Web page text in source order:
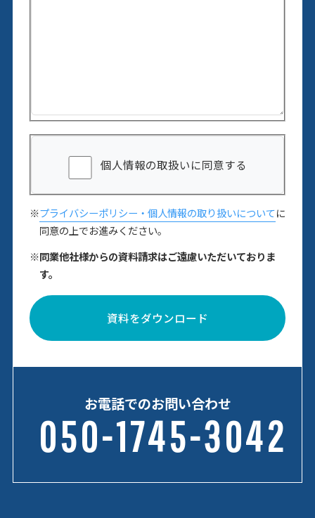
個人情報の取扱いに同意する
※プライバシーポリシー・個人情報の取り扱いについてに
同意の上でお進みください。
※同業他社様からの資料請求はご遠慮いただいておりま
す。
資料をダウンロード
お電話でのお問い合わせ
050-1745-3042